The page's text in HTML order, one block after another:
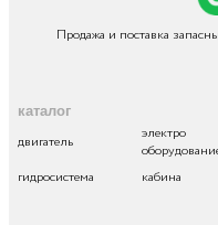
Продажа и поставка
каталог
двигатель
электро
гидросистема
кабина